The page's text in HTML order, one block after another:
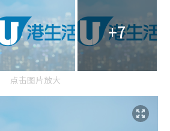
+7
点击图片放大